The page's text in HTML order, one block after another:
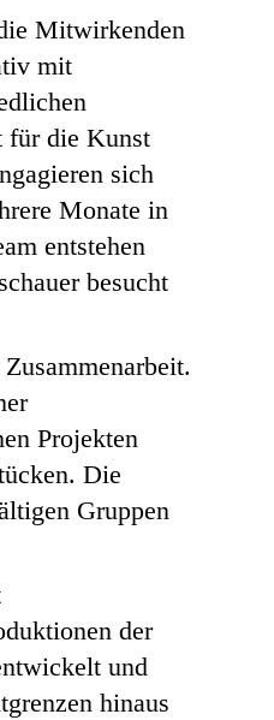
Mitwirkenden
mit
für die Kunst
sich
Monate in
entstehen
besucht
Projekten
Die
Gruppen
der
und
hinaus